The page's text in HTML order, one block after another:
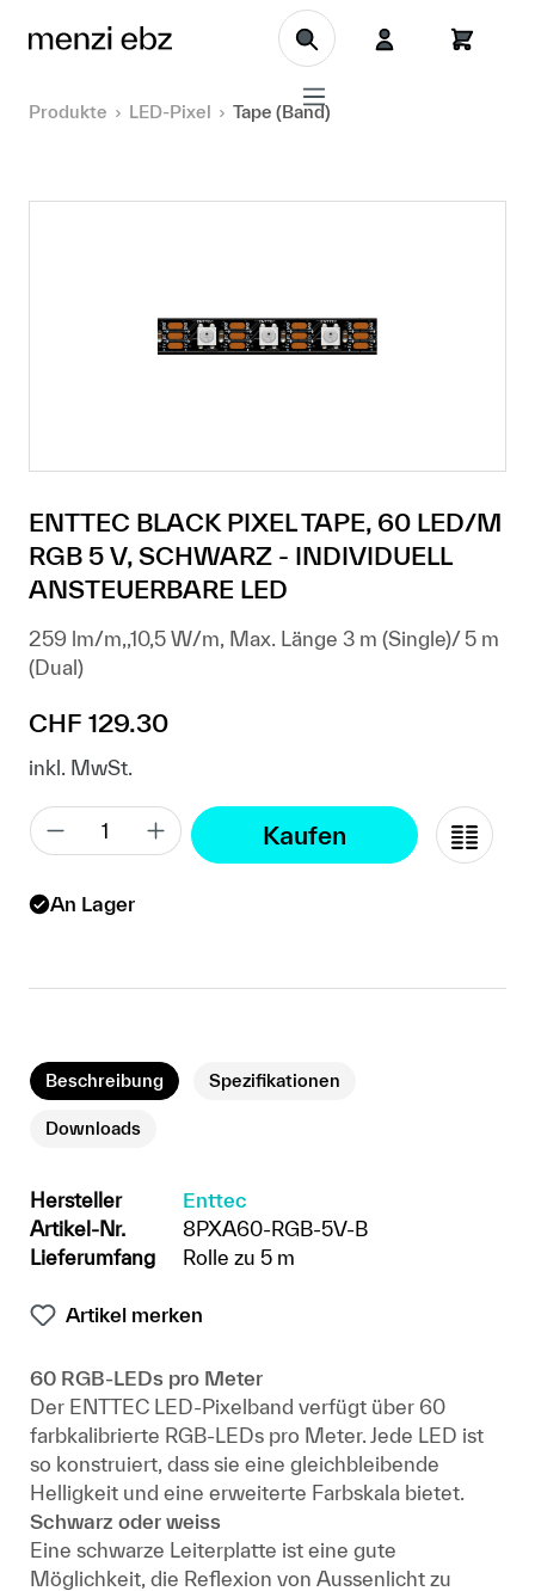
Zum Hauptinhalt springen
Produkte LED-Pixel Tape (Band)
ENTTEC BLACK PIXEL TAPE, 60 LED/M
RGB 5 V, SCHWARZ - INDIVIDUELL
ANSTEUERBARE LED
259 lm/m,,10,5 W/m, Max. Länge 3 m (Single)/ 5 m
(Dual)
Regulärer Preis:
CHF 129.30
inkl. MwSt.
Kaufen
An Lager
Beschreibung Spezifikationen
Downloads
Hersteller
Enttec
Artikel-Nr.
8PXA60-RGB-5V-B
Lieferumfang
Rolle zu 5 m
Artikel merken
60 RGB-LEDs pro Meter
Der ENTTEC LED-Pixelband verfügt über 60
farbkalibrierte RGB-LEDs pro Meter. Jede LED ist
so konstruiert, dass sie eine gleichbleibende
Helligkeit und eine erweiterte Farbskala bietet.
Schwarz oder weiss
Eine schwarze Leiterplatte ist eine gute
Möglichkeit, die Reflexion von Aussenlicht zu